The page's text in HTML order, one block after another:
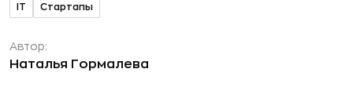
IT Стартапы
Автор:
Наталья Гормалева